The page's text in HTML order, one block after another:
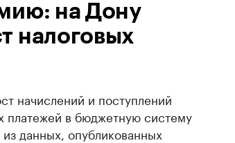
на Дону
налоговых
начислений и поступлений
платежей в бюджетную систему
данных, опубликованных